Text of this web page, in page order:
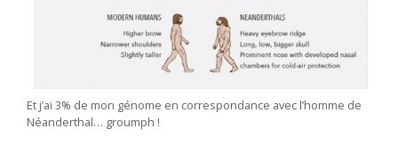
Et j’ai 3% de mon génome en correspondance avec l’homme de
Néanderthal… groumph !